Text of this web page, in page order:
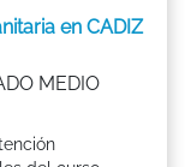
en CADIZ
MEDIO